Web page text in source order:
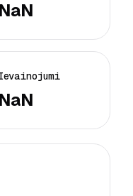
NaN
NaN